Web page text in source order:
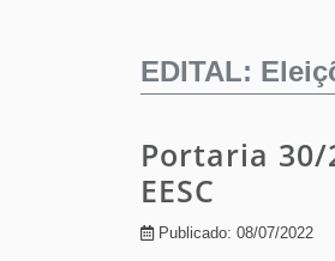
EDITAL:
Portaria 30/
EESC
Publicado: 08/07/2022